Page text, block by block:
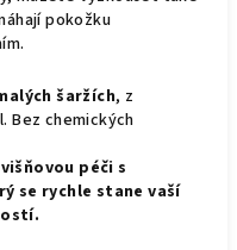
pokožku
šaržích, z
Bez chemických
péči s
se rychle stane vaší